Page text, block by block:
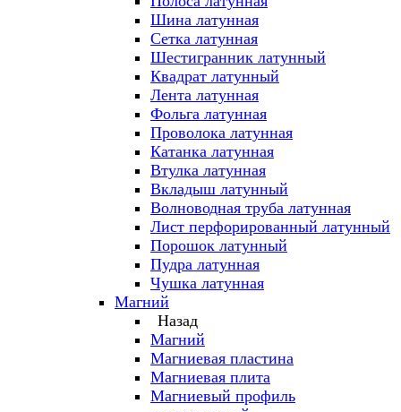
Шина латунная
Сетка латунная
Шестигранник латунный
Квадрат латунный
Лента латунная
Фольга латунная
Проволока латунная
Катанка латунная
Втулка латунная
Вкладыш латунный
Волноводная труба латунная
Лист перфорированный латунный
Порошок латунный
Пудра латунная
Чушка латунная
Магний
Назад
Магний
Магниевая пластина
Магниевая плита
Магниевый профиль